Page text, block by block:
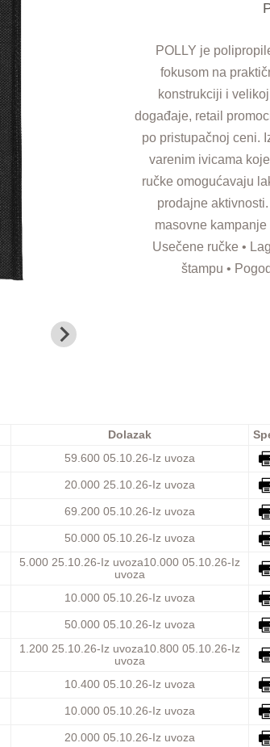
POLLY je
fokusom na
konstrukciji i
događaje, retail
po pristupačnoj ceni.
varenim ivicama
ručke omogućavaju
prodajne
masovne kampanje
Usečene ručke •
štampu •
Dolazak
59.600 05.10.26-Iz uvoza
20.000 25.10.26-Iz uvoza
69.200 05.10.26-Iz uvoza
50.000 05.10.26-Iz uvoza
5.000 25.10.26-Iz uvoza10.000 05.10.26-Iz
uvoza
10.000 05.10.26-Iz uvoza
50.000 05.10.26-Iz uvoza
1.200 25.10.26-Iz uvoza10.800 05.10.26-Iz
uvoza
10.400 05.10.26-Iz uvoza
10.000 05.10.26-Iz uvoza
20.000 05.10.26-Iz uvoza